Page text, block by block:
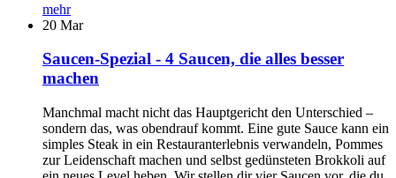
mehr
20 Mar
Saucen-Spezial - 4 Saucen, die alles besser
machen
Manchmal macht nicht das Hauptgericht den Unterschied –
sondern das, was obendrauf kommt. Eine gute Sauce kann ein
simples Steak in ein Restauranterlebnis verwandeln, Pommes
zur Leidenschaft machen und selbst gedünsteten Brokkoli auf